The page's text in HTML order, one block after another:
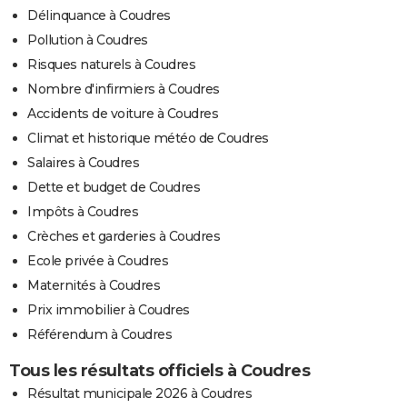
Délinquance à Coudres
Pollution à Coudres
Risques naturels à Coudres
Nombre d'infirmiers à Coudres
Accidents de voiture à Coudres
Climat et historique météo de Coudres
Salaires à Coudres
Dette et budget de Coudres
Impôts à Coudres
Crèches et garderies à Coudres
Ecole privée à Coudres
Maternités à Coudres
Prix immobilier à Coudres
Référendum à Coudres
Tous les résultats officiels à Coudres
Résultat municipale 2026 à Coudres